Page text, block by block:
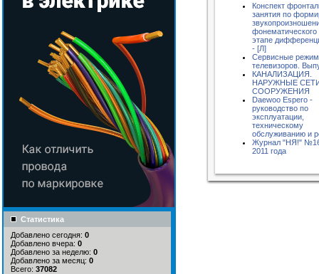
Статистика
Добавлено сегодня: 0
Добавлено вчера: 0
Добавлено за неделю: 0
Добавлено за месяц: 0
Всего: 37082
Конспект
занятия по
фонематического
этапе
- [Л]
Сервисные
телевизоров.
КАНАЛИЗАЦИЯ.
НАРУЖНЫЕ
СООРУЖЕНИЯ
Daewoo Espero -
руководство по
эксплуатации,
техническому
обслуживанию и
Журнал "НЯ!"
2011 года